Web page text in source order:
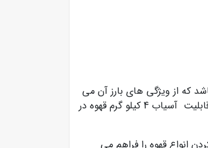
که از ویژگی های بارز آن می
توان به محفظه ای با گنجایش 250 گرم، تیغه تمام استیل ضد زنگ و همچنین قابلیت آسیاب 4 کیلو گرم قهوه در
امکان آسیاب کردن انواع قهوه را فراهم می